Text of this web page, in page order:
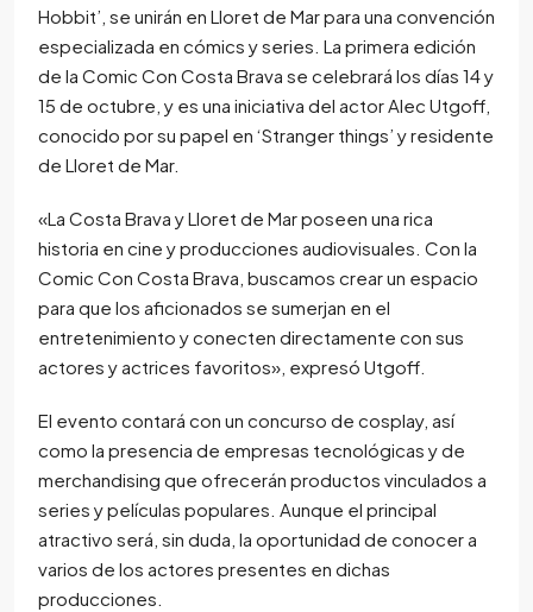
Hobbit’, se unirán en Lloret de Mar para una convención
especializada en cómics y series. La primera edición
de la Comic Con Costa Brava se celebrará los días 14 y
15 de octubre, y es una iniciativa del actor Alec Utgoff,
conocido por su papel en ‘Stranger things’ y residente
de Lloret de Mar.
«La Costa Brava y Lloret de Mar poseen una rica
historia en cine y producciones audiovisuales. Con la
Comic Con Costa Brava, buscamos crear un espacio
para que los aficionados se sumerjan en el
entretenimiento y conecten directamente con sus
actores y actrices favoritos», expresó Utgoff.
El evento contará con un concurso de cosplay, así
como la presencia de empresas tecnológicas y de
merchandising que ofrecerán productos vinculados a
series y películas populares. Aunque el principal
atractivo será, sin duda, la oportunidad de conocer a
varios de los actores presentes en dichas
producciones.